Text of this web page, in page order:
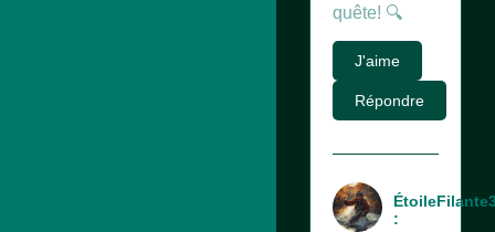
quête! 🔍
J'aime
Répondre
: